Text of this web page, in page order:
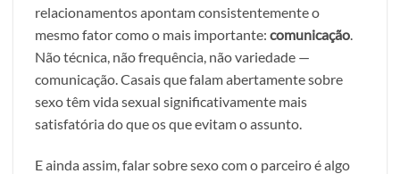
relacionamentos apontam consistentemente o
mesmo fator como o mais importante: comunicação.
Não técnica, não frequência, não variedade —
comunicação. Casais que falam abertamente sobre
sexo têm vida sexual significativamente mais
satisfatória do que os que evitam o assunto.
E ainda assim, falar sobre sexo com o parceiro é algo